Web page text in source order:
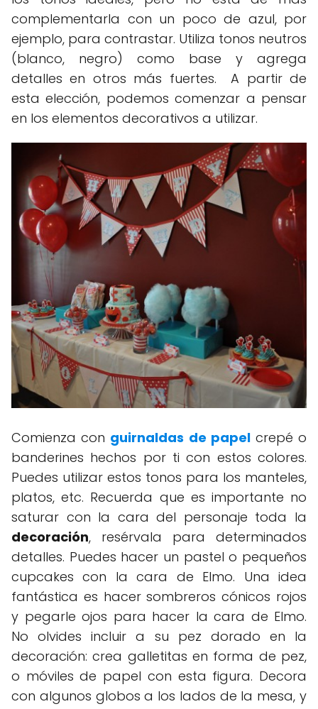
complementarla con un poco de azul, por
ejemplo, para contrastar. Utiliza tonos neutros
(blanco, negro) como base y agrega
detalles en otros más fuertes. A partir de
esta elección, podemos comenzar a pensar
en los elementos decorativos a utilizar.
Comienza con guirnaldas de papelcrepé o
banderines hechos por ti con estos colores.
Puedes utilizar estos tonos para los manteles,
platos, etc. Recuerda que es importante no
saturar con la cara del personaje toda la
decoración, resérvala para determinados
detalles. Puedes hacer un pastel o pequeños
cupcakes con la cara de Elmo. Una idea
fantástica es hacer sombreros cónicos rojos
y pegarle ojos para hacer la cara de Elmo.
No olvides incluir a su pez dorado en la
decoración: crea galletitas en forma de pez,
o móviles de papel con esta figura. Decora
con algunos globos a los lados de la mesa, y